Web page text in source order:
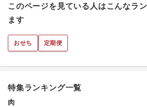
このページを見ている人はこんなラ
ます
おせち 定期便
特集ランキング一覧
肉